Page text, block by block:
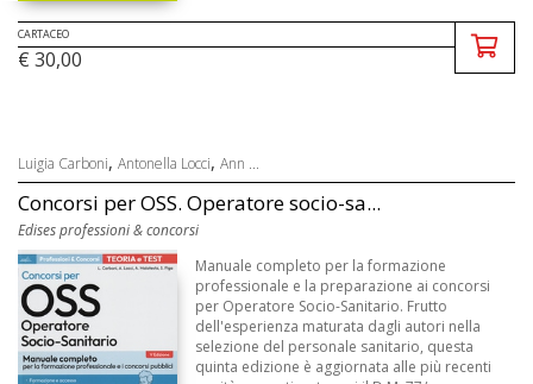
CARTACEO
€ 30,00
Luigia Carboni, Antonella Locci, Ann ...
Concorsi per OSS. Operatore socio-sa...
Edises professioni & concorsi
Manuale completo per la formazione
professionale e la preparazione ai concorsi
per Operatore Socio-Sanitario. Frutto
dell'esperienza maturata dagli autori nella
selezione del personale sanitario, questa
quinta edizione è aggiornata alle più recenti